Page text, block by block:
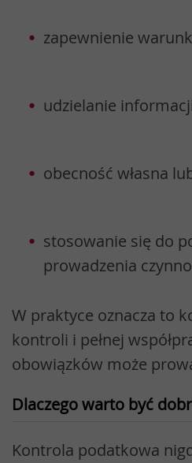
zapewnienie
udzielanie
obecność własna
stosowanie się do
prowadzenia
W praktyce oznacza to
kontroli i pełnej
obowiązków może
Dlaczego warto być
Kontrola podatkowa